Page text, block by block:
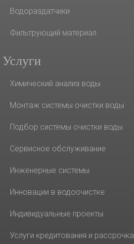
Водораздатчики
Фильтрующий материал
Услуги
Химический анализ воды
Монтаж системы очистки воды
Подбор системы очистки воды
Сервисное обслуживание
Инженерные системы
Инновации в водоочистке
Индивидуальные проекты
Услуги кредитования и рассрочка